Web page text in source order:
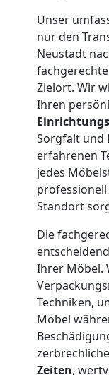
Unser
nur den
Neustadt
Zielort. Wir
Ihren
Sorgfalt und
erfahrenen
jedes
Standort
Die
Ihrer Möbel.
Techniken,
Möbel
zerbrechliche
Zeiten,
Wiener
Wiener
Wiener